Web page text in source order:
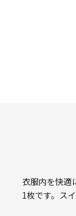
衣服内を快適
1枚です。ス